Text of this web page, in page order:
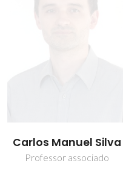
Carlos Manuel Silva
Professor associado